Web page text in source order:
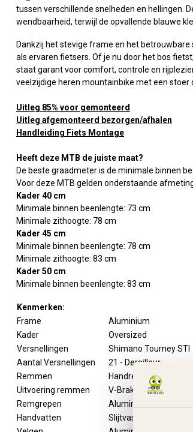
tussen verschillende snelheden en hellingen.
wendbaarheid, terwijl de opvallende blauwe
Dankzij het stevige frame en het
als ervaren fietsers. Of je nu door het bos
staat garant voor comfort, controle en
veelzijdige heren mountainbike met een stoer
Uitleg 85% voor gemonteerd
Uitleg afgemonteerd bezorgen/afhalen
Handleiding Fiets Montage
Heeft deze MTB de juiste maat?
De beste graadmeter is de minimale binnen
Voor deze MTB gelden onderstaande
Kader 40 cm
Minimale binnen beenlengte: 73 cm
Minimale zithoogte: 78 cm
Kader 45 cm
Minimale binnen beenlengte: 78 cm
Minimale zithoogte: 83 cm
Kader 50 cm
Minimale binnen beenlengte: 83 cm
Kenmerken:
Frame
Aluminium
Kader
Oversized
Versnellingen
Shimano Tourney STI
Aantal Versnellingen
21 - Derailleur
Remmen
Handremmen voor en
Uitvoering remmen
V-Brakes
Remgrepen
Aluminium
Handvatten
Slijtvast rubber